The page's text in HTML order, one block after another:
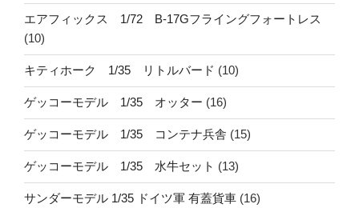
エアフィックス 1/72 B-17Gフライングフォートレス
(10)
キティホーク 1/35 リトルバード (10)
ゲッコーモデル 1/35 オッター (16)
ゲッコーモデル 1/35 コンテナ兵舎 (15)
ゲッコーモデル 1/35 水牛セット (13)
サンダーモデル 1/35 ドイツ軍 有蓋貨車 (16)